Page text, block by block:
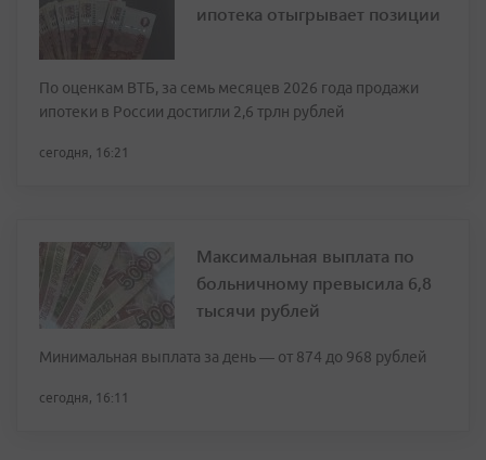
ипотека отыгрывает позиции
По оценкам ВТБ, за семь месяцев 2026 года продажи
ипотеки в России достигли 2,6 трлн рублей
сегодня, 16:21
Максимальная выплата по
больничному превысила 6,8
тысячи рублей
Минимальная выплата за день — от 874 до 968 рублей
сегодня, 16:11